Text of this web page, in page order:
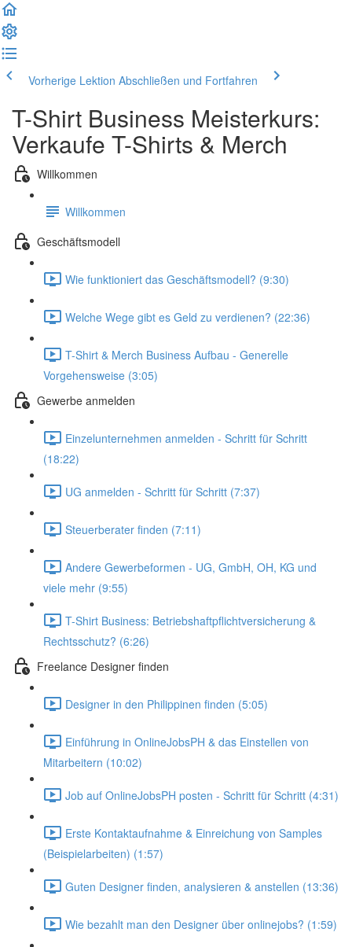
Vorherige Lektion Abschließen und Fortfahren
T-Shirt Business Meisterkurs:
Verkaufe T-Shirts & Merch
Willkommen
Willkommen
Geschäftsmodell
Wie funktioniert das Geschäftsmodell? (9:30)
Welche Wege gibt es Geld zu verdienen? (22:36)
T-Shirt & Merch Business Aufbau - Generelle
Vorgehensweise (3:05)
Gewerbe anmelden
Einzelunternehmen anmelden - Schritt für Schritt
(18:22)
UG anmelden - Schritt für Schritt (7:37)
Steuerberater finden (7:11)
Andere Gewerbeformen - UG, GmbH, OH, KG und
viele mehr (9:55)
T-Shirt Business: Betriebshaftpflichtversicherung &
Rechtsschutz? (6:26)
Freelance Designer finden
Designer in den Philippinen finden (5:05)
Einführung in OnlineJobsPH & das Einstellen von
Mitarbeitern (10:02)
Job auf OnlineJobsPH posten - Schritt für Schritt (4:31)
Erste Kontaktaufnahme & Einreichung von Samples
(Beispielarbeiten) (1:57)
Guten Designer finden, analysieren & anstellen (13:36)
Wie bezahlt man den Designer über onlinejobs? (1:59)